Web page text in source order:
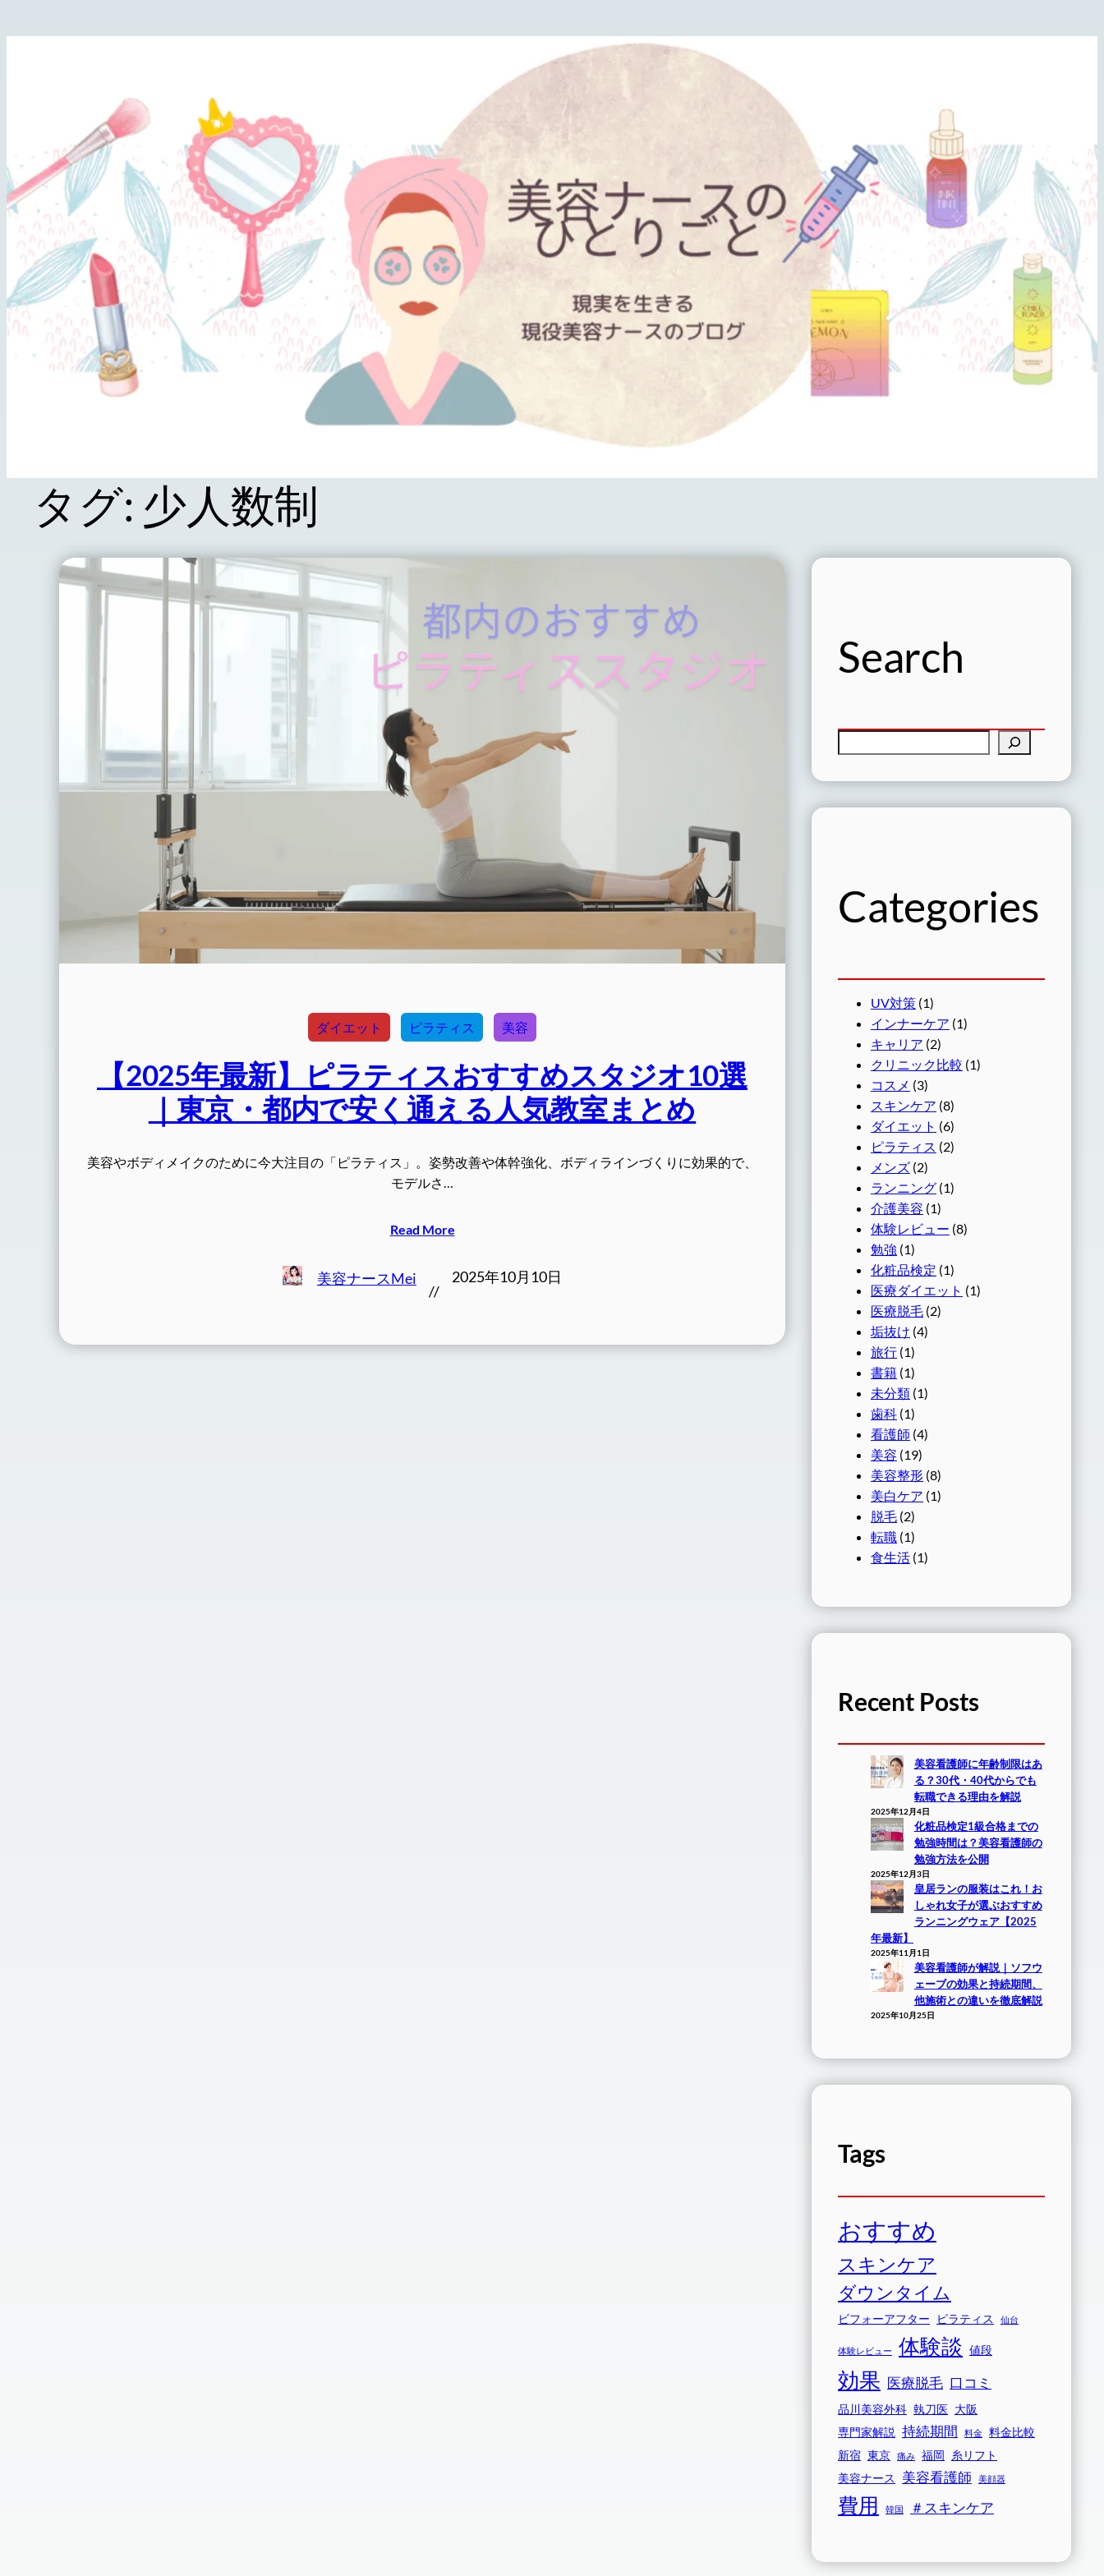
タグ: 少人数制
ダイエット ピラティス 美容
【2025年最新】ピラティスおすすめスタジオ10選
｜東京・都内で安く通える人気教室まとめ
美容やボディメイクのために今大注目の「ピラティス」。姿勢改善や体幹強化、ボディラインづくりに効果的で、
モデルさ…
Read More
美容ナースMei
//
2025年10月10日
Search
Categories
UV対策 (1)
インナーケア (1)
キャリア (2)
クリニック比較 (1)
コスメ (3)
スキンケア (8)
ダイエット (6)
ピラティス (2)
メンズ (2)
ランニング (1)
介護美容 (1)
体験レビュー (8)
勉強 (1)
化粧品検定 (1)
医療ダイエット (1)
医療脱毛 (2)
垢抜け (4)
旅行 (1)
書籍 (1)
未分類 (1)
歯科 (1)
看護師 (4)
美容 (19)
美容整形 (8)
美白ケア (1)
脱毛 (2)
転職 (1)
食生活 (1)
Recent Posts
美容看護師に年齢制限はあ
る？30代・40代からでも
転職できる理由を解説
2025年12月4日
化粧品検定1級合格までの
勉強時間は？美容看護師の
勉強方法を公開
2025年12月3日
皇居ランの服装はこれ！お
しゃれ女子が選ぶおすすめ
ランニングウェア【2025
年最新】
2025年11月1日
美容看護師が解説｜ソフウ
ェーブの効果と持続期間、
他施術との違いを徹底解説
2025年10月25日
Tags
おすすめ
スキンケア
ダウンタイム
ビフォーアフター ピラティス 仙台
体験レビュー 体験談 値段
効果 医療脱毛 口コミ
品川美容外科 執刀医 大阪
専門家解説 持続期間 料金
料金比較
新宿 東京 痛み 福岡 糸リフト
美容ナース
美容看護師 美顔器
費用 韓国 ＃スキンケア